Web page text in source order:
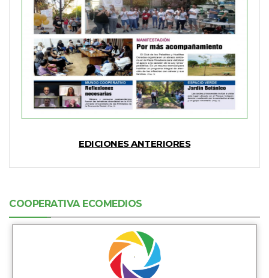
EDICIONES ANTERIORES
COOPERATIVA ECOMEDIOS